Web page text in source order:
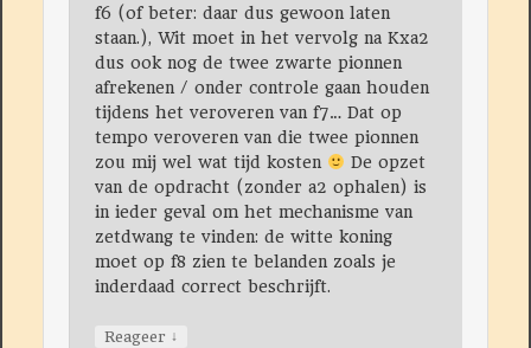
f6 (of beter: daar dus gewoon laten
staan.), Wit moet in het vervolg na Kxa2
dus ook nog de twee zwarte pionnen
afrekenen / onder controle gaan houden
tijdens het veroveren van f7… Dat op
tempo veroveren van die twee pionnen
zou mij wel wat tijd kosten
De opzet
van de opdracht (zonder a2 ophalen) is
in ieder geval om het mechanisme van
zetdwang te vinden: de witte koning
moet op f8 zien te belanden zoals je
inderdaad correct beschrijft.
Reageer ↓